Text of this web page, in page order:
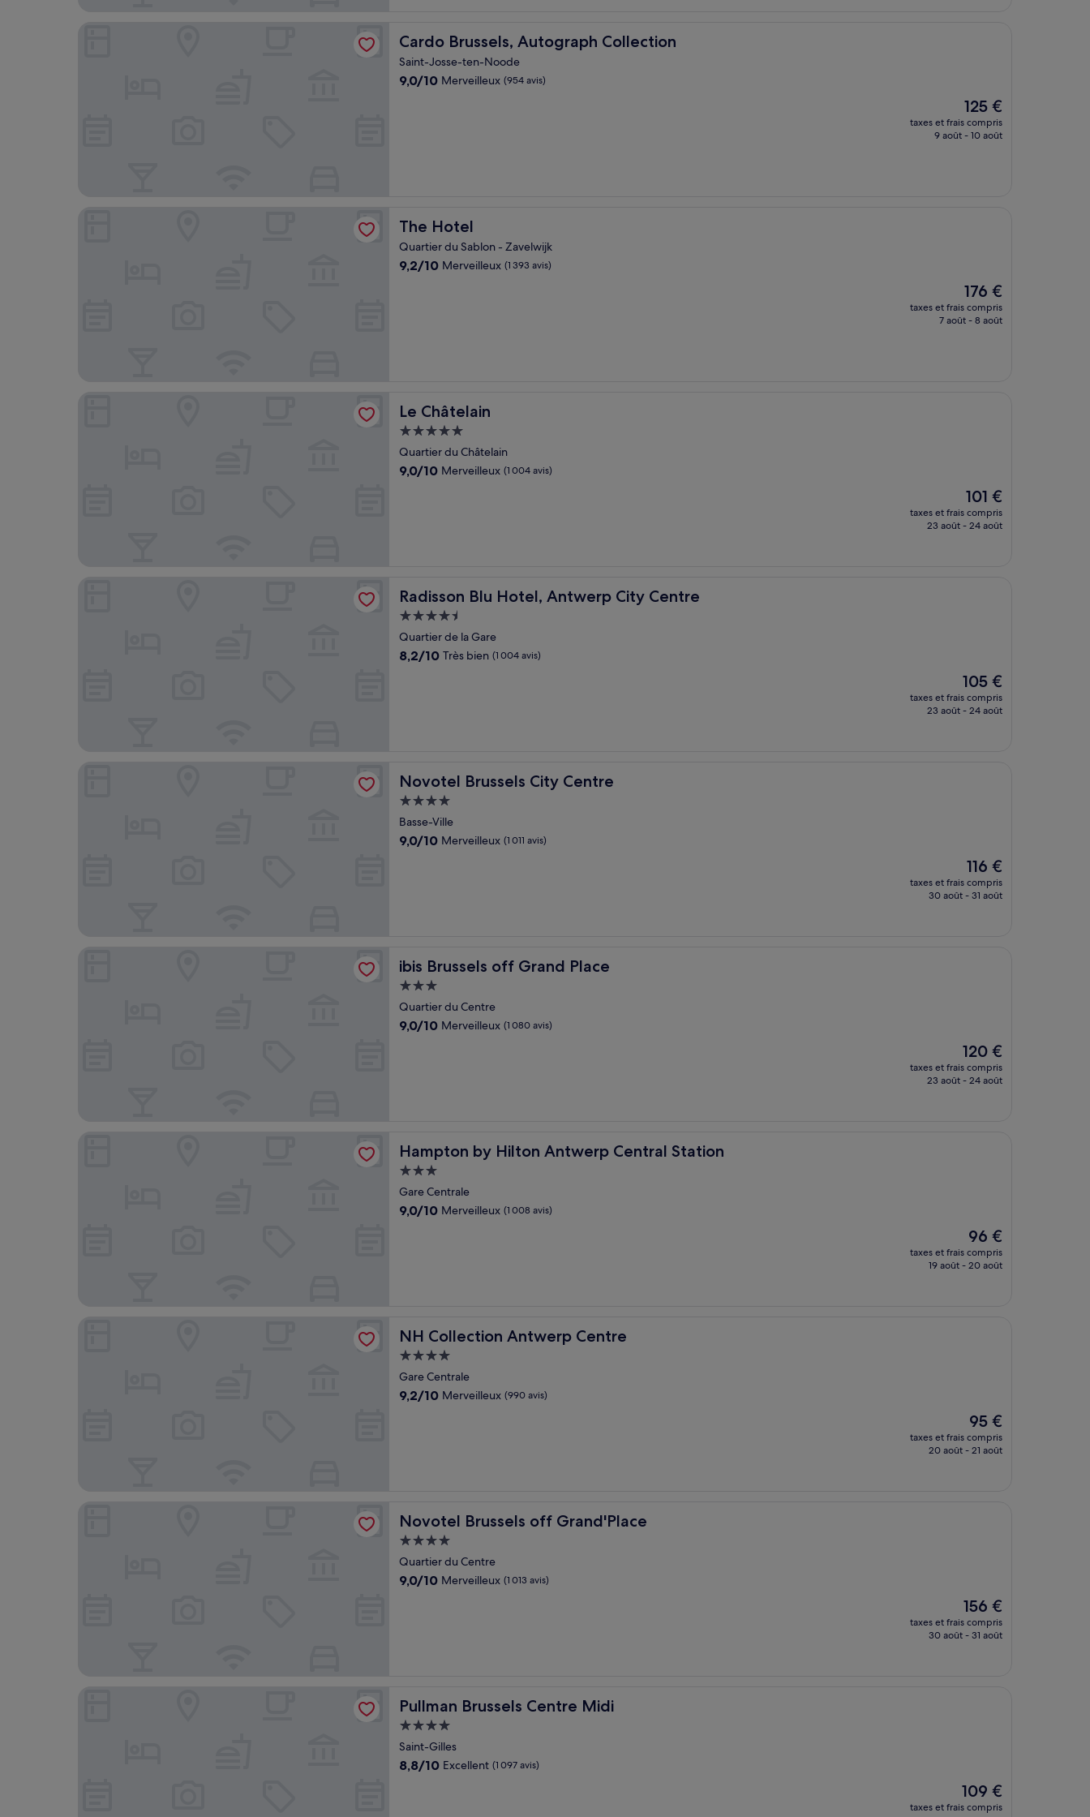
Cardo Brussels, Autograph Collection
Cardo Brussels, Autograph Collection
Saint-Josse-ten-Noode
9.0
9,0/10 Merveilleux (954 avis)
Le
nouveau
prix
125 €
taxes et frais compris
9 août - 10 août
The Hotel
The Hotel
Quartier du Sablon - Zavelwijk
9.2
9,2/10 Merveilleux (1 393 avis)
Le
nouveau
prix
176 €
taxes et frais compris
7 août - 8 août
Le Châtelain
Le Châtelain
Hébergement
5.0 étoiles
Quartier du Châtelain
9.0
9,0/10 Merveilleux (1 004 avis)
Le
nouveau
prix
101 €
taxes et frais compris
23 août - 24 août
Radisson Blu Hotel, Antwerp City Centre
Radisson Blu Hotel, Antwerp City Centre
Hébergement
4.5 étoiles
Quartier de la Gare
8.2
8,2/10 Très bien (1 004 avis)
Le
nouveau
prix
105 €
taxes et frais compris
23 août - 24 août
Novotel Brussels City Centre
Novotel Brussels City Centre
Hébergement
4.0 étoiles
Basse-Ville
9.0
9,0/10 Merveilleux (1 011 avis)
Le
nouveau
prix
116 €
taxes et frais compris
30 août - 31 août
ibis Brussels off Grand Place
ibis Brussels off Grand Place
Hébergement
3.0 étoiles
Quartier du Centre
9.0
9,0/10 Merveilleux (1 080 avis)
Le
nouveau
prix
120 €
taxes et frais compris
23 août - 24 août
Hampton by Hilton Antwerp Central Station
Hampton by Hilton Antwerp Central Station
Hébergement
3.0 étoiles
Gare Centrale
9.0
9,0/10 Merveilleux (1 008 avis)
Le
nouveau
prix
96 €
taxes et frais compris
19 août - 20 août
NH Collection Antwerp Centre
NH Collection Antwerp Centre
Hébergement
4.0 étoiles
Gare Centrale
9.2
9,2/10 Merveilleux (990 avis)
Le
nouveau
prix
95 €
taxes et frais compris
20 août - 21 août
Novotel Brussels off Grand'Place
Novotel Brussels off Grand'Place
Hébergement
4.0 étoiles
Quartier du Centre
9.0
9,0/10 Merveilleux (1 013 avis)
Le
nouveau
prix
156 €
taxes et frais compris
30 août - 31 août
Pullman Brussels Centre Midi
Pullman Brussels Centre Midi
Hébergement
4.0 étoiles
Saint-Gilles
8.8
8,8/10 Excellent (1 097 avis)
Le
nouveau
109 €
taxes et frais compris